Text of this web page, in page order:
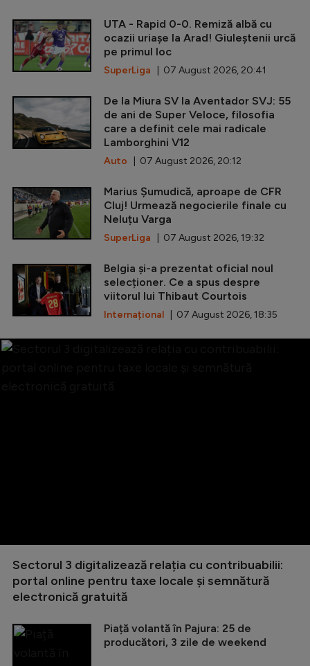
UTA - Rapid 0-0. Remiză albă cu
ocazii uriașe la Arad! Giuleștenii urcă
pe primul loc
SuperLiga | 07 August 2026, 20:41
De la Miura SV la Aventador SVJ: 55
de ani de Super Veloce, filosofia
care a definit cele mai radicale
Lamborghini V12
Auto | 07 August 2026, 20:12
Marius Șumudică, aproape de CFR
Cluj! Urmează negocierile finale cu
Neluțu Varga
SuperLiga | 07 August 2026, 19:32
Belgia și-a prezentat oficial noul
selecționer. Ce a spus despre
viitorul lui Thibaut Courtois
Internațional | 07 August 2026, 18:35
Sectorul 3 digitalizează relația cu contribuabilii:
portal online pentru taxe locale și semnătură
electronică gratuită
Piață volantă în Pajura: 25 de
producători, 3 zile de weekend